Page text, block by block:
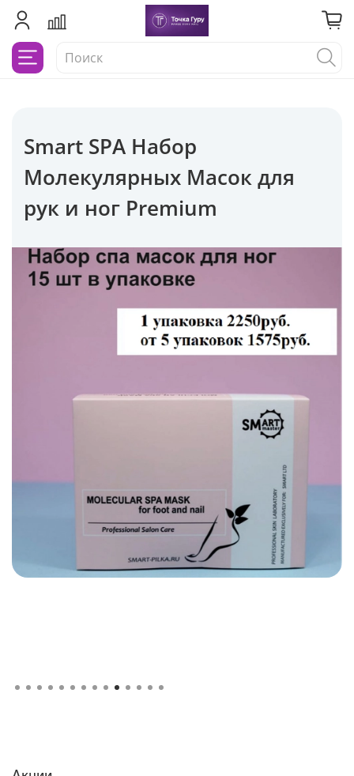
Smart SPA Набор
Молекулярных Масок для
рук и ног Premium